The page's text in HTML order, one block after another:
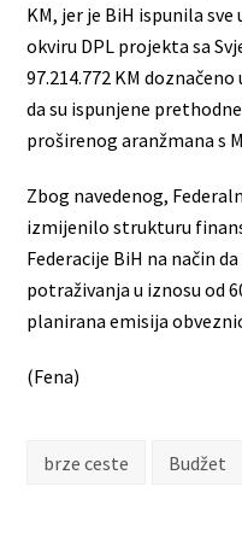
KM, jer je BiH ispunila
okviru DPL projekta sa
97.214.772 KM
da su ispunjene
proširenog aranžmana s
Zbog navedenog,
izmijenilo strukturu
Federacije BiH na način
potraživanja u iznosu od
planirana emisija
(Fena)
brze ceste Budžet